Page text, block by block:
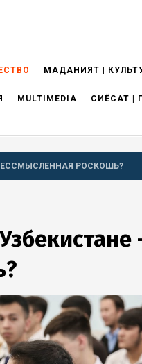
МАДАНИЯТ |
MULTIMEDIA СИЁСАТ |
РОСКОШЬ?